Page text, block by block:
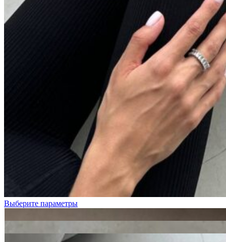
Выберите параметры